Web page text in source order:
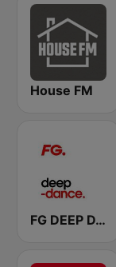
House FM
FG DEEP DANCE